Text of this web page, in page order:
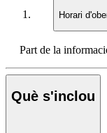
Horari
Part de la
Què s'inclou